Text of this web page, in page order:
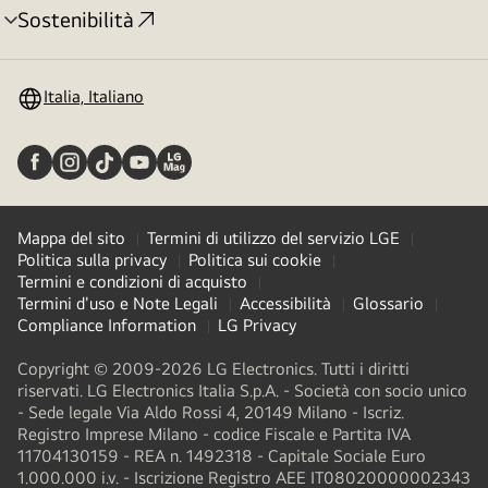
Sostenibilità
Attivazione
Italia, Italiano
Mappa del sito
Termini di utilizzo del servizio LGE
Politica sulla privacy
Politica sui cookie
Termini e condizioni di acquisto
Termini d'uso e Note Legali
Accessibilità
Glossario
Compliance Information
LG Privacy
Copyright © 2009-2026 LG Electronics. Tutti i diritti
riservati. LG Electronics Italia S.p.A. - Società con socio unico
- Sede legale Via Aldo Rossi 4, 20149 Milano - Iscriz.
Registro Imprese Milano - codice Fiscale e Partita IVA
11704130159 - REA n. 1492318 - Capitale Sociale Euro
1.000.000 i.v. - Iscrizione Registro AEE IT08020000002343​